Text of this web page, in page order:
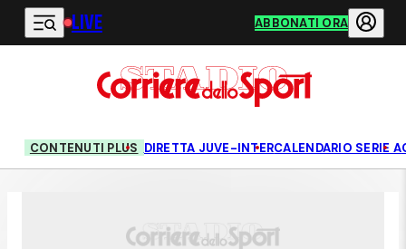
Vai al contenuto principale
LIVE ABBONATI ORA
CONTENUTI PLUS DIRETTA JUVE-INTERCALENDARIO SERIE A